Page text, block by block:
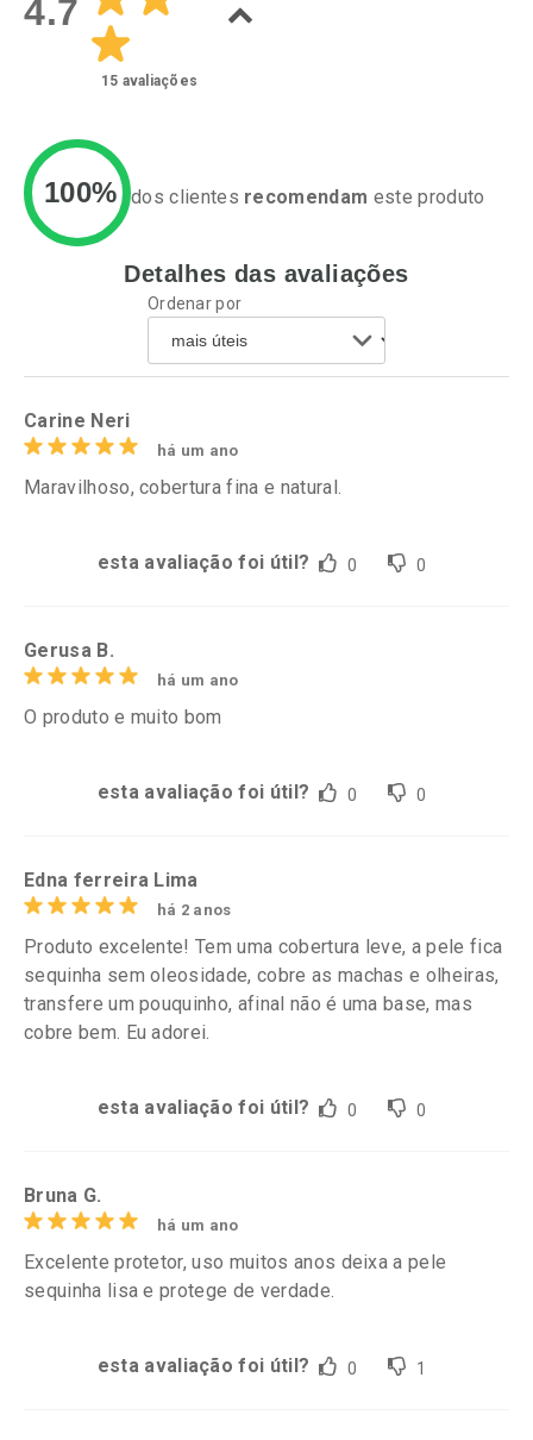
Ativar Desconto
Comprar sem Desconto
Por R$ 34,39/cada
Comprar sem Desconto
Ativar Desconto
Comprar sem Desconto
Por R$ 37,25/cada
Por R$ 37,25/cada
4.7
15 avaliações
100% dos clientes recomendam este produto
Detalhes das avaliações
Ordenar por
Carine Neri
há um ano
Maravilhoso, cobertura fina e natural.
esta avaliação foi útil? 0 0
Gerusa B.
há um ano
O produto e muito bom
esta avaliação foi útil? 0 0
Edna ferreira Lima
há 2 anos
Produto excelente! Tem uma cobertura leve, a pele fica
sequinha sem oleosidade, cobre as machas e olheiras,
transfere um pouquinho, afinal não é uma base, mas
cobre bem. Eu adorei.
esta avaliação foi útil? 0 0
Bruna G.
há um ano
Excelente protetor, uso muitos anos deixa a pele
sequinha lisa e protege de verdade.
esta avaliação foi útil? 0 1